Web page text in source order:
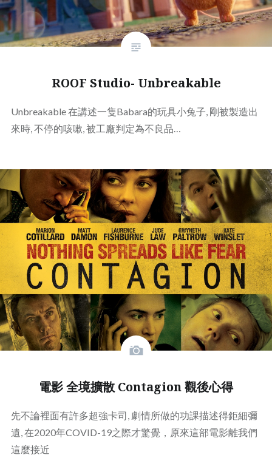
ROOF Studio- Unbreakable
Unbreakable 在講述一隻Babara的玩具小兔子, 剛被製造出
來時, 不停的咳嗽, 被工廠判定為不良品…
電影 全境擴散 Contagion 觀後心得
先不論裡面有許多超強卡司, 劇情所做的功課描述得鉅細彌
遺, 在2020年COVID-19之際才驚覺，原來這部電影離我們
這麼接近